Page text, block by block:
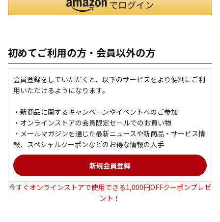
初めてご利用の方・会員以外の方
会員登録をしていただくと、以下のサービスをより便利にご利
用いただけるようになります。
・新商品に関するキャンペーンやイベントへのご参加
・オンラインストアの会員限定セールでのお買い物
・メールマガジンを通じた最新ニュースや新商品・サービス情
報、スペシャルクーポンなどのお得な情報の入手
今すぐオンラインストアで使用できる1,000円OFFクーポンプレゼ
ント！